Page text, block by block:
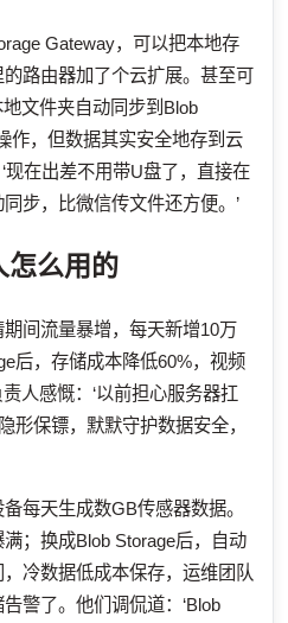
Gateway，可以把本地存
路由器加了个云扩展。甚至可
文件夹自动同步到Blob
作，但数据其实安全地存到云
现在出差不用带U盘了，直接在
步，比微信传文件还方便。’
怎么用的
间流量暴增，每天新增10万
后，存储成本降低60%，视频
人感慨：‘以前担心服务器扛
形保镖，默默守护数据安全，
每天生成数GB传感器数据。
；换成Blob Storage后，自动
冷数据低成本保存，运维团队
警了。他们调侃道：‘Blob